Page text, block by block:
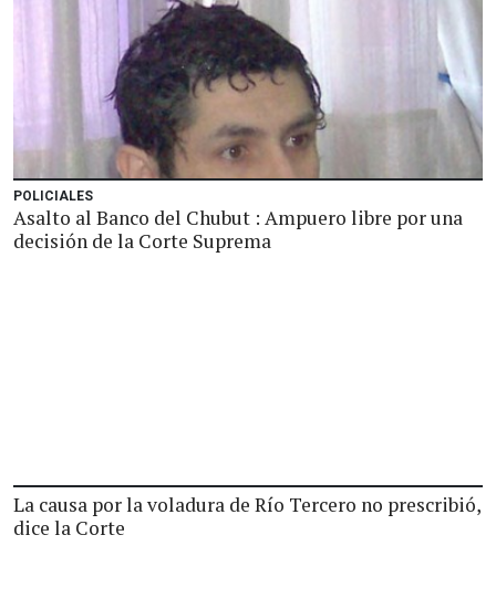
POLICIALES
Asalto al Banco del Chubut : Ampuero libre por una
decisión de la Corte Suprema
La causa por la voladura de Río Tercero no prescribió,
dice la Corte